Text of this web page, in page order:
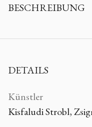
BESCHREIBUNG
DETAILS
Künstler
Kisfaludi Strobl,